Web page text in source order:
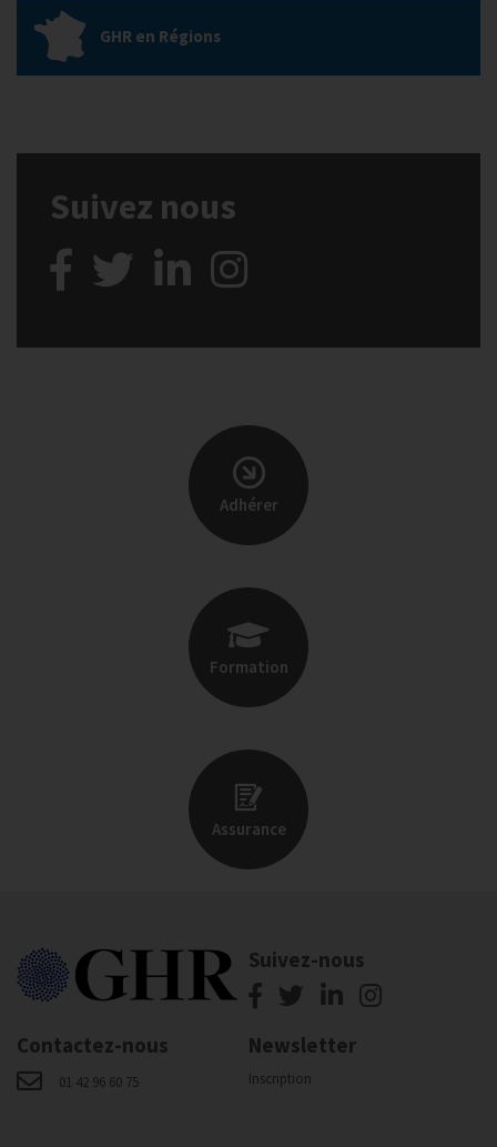
GHR en Régions
Suivez nous
Adhérer
Formation
Assurance
Suivez-nous
Contactez-nous
01 42 96 60 75
Newsletter
Inscription